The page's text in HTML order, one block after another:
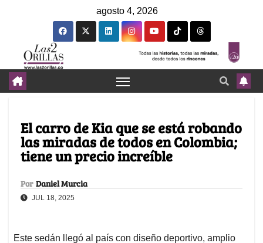
agosto 4, 2026
El carro de Kia que se está robando
las miradas de todos en Colombia;
tiene un precio increíble
Por Daniel Murcia
JUL 18, 2025
Este sedán llegó al país con diseño deportivo, amplio